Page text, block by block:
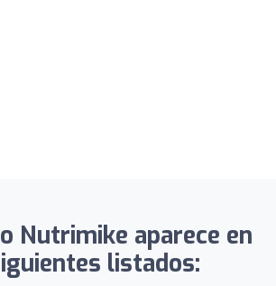
Nutrimike aparece en
listados: